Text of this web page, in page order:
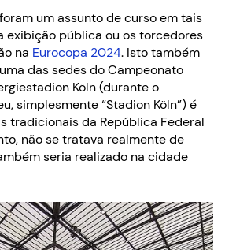
um assunto de curso em tais
exibição pública ou os torcedores
na Eurocopa 2024. Isto também
das sedes do Campeonato
Köln (durante o
simplesmente “Stadion Köln”) é
tradicionais da República Federal
não se tratava realmente de
seria realizado na cidade